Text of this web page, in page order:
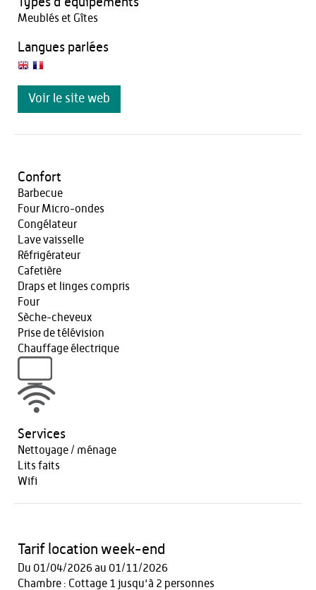
Meublés et Gîtes
Langues parlées
Voir le site web
Confort
Barbecue
Four Micro-ondes
Congélateur
Lave vaisselle
Réfrigérateur
Cafetière
Draps et linges compris
Four
Sèche-cheveux
Prise de télévision
Chauffage électrique
Services
Nettoyage / ménage
Lits faits
Wifi
Tarif location week-end
Du 01/04/2026 au 01/11/2026
Chambre : Cottage 1 jusqu'à 2 personnes